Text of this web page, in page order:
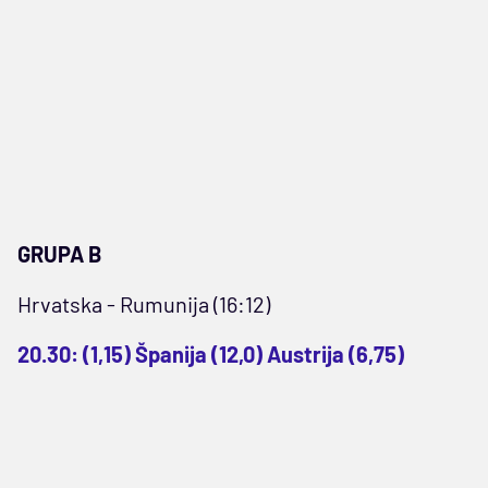
GRUPA B
Hrvatska - Rumunija (16:12)
20.30: (1,15) Španija (12,0) Austrija (6,75)